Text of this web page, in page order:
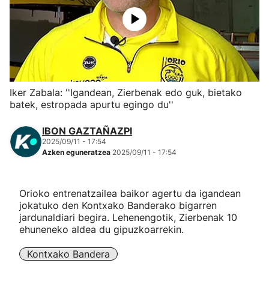
Herri-kirolak
Eskubaloia
Kirolak 360
Mendi-lasterketak
"Helmuga"
Iker Zabala: ''Igandean, Zierbenak edo guk, bietako
batek, estropada apurtu egingo du''
IBON GAZTAÑAZPI
2025/09/11 - 17:54
Azken eguneratzea 2025/09/11 - 17:54
Orioko entrenatzailea baikor agertu da igandean
jokatuko den Kontxako Banderako bigarren
jardunaldiari begira. Lehenengotik, Zierbenak 10
ehuneneko aldea du gipuzkoarrekin.
Kontxako Bandera